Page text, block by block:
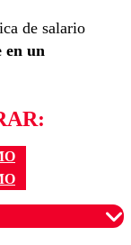
de salario
en un